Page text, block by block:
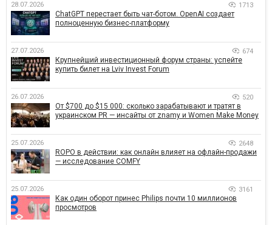
28.07.2026 1713
ChatGPT перестает быть чат-ботом. OpenAI создает
полноценную бизнес-платформу
27.07.2026 674
Крупнейший инвестиционный форум страны: успейте
купить билет на Lviv Invest Forum
26.07.2026 520
От $700 до $15 000: сколько зарабатывают и тратят в
украинском PR — инсайты от znamy и Women Make Money
25.07.2026 2648
ROPO в действии: как онлайн влияет на офлайн-продажи
— исследование COMFY
25.07.2026 3161
Как один оборот принес Philips почти 10 миллионов
просмотров